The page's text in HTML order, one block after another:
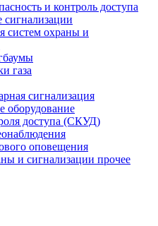
и контроль доступа
сигнализации
систем охраны и
газа
сигнализация
оборудование
доступа (СКУД)
оповещения
и сигнализации прочее